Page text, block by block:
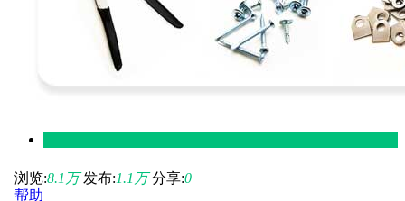
浏览:8.1 万 发布:1.1 万 分享:0
帮助